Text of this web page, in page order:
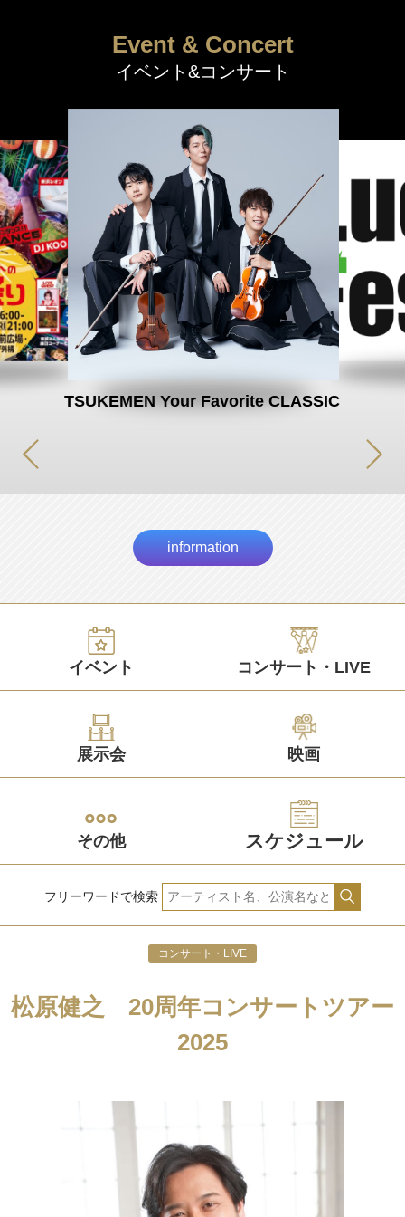
Event & Concert
イベント&コンサート
TSUKEMEN Your Favorite CLASSIC
information
イベント コンサート・LIVE
展示会 映画
その他 スケジュール
フリーワードで検索
コンサート・LIVE
松原健之 20周年コンサートツアー
2025